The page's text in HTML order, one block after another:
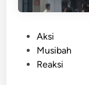
Aksi
Musibah
Reaksi